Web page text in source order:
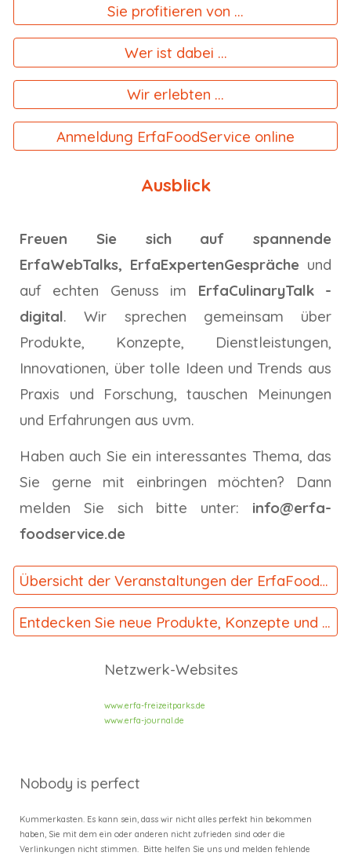
Sie profitieren von ...
Wer ist dabei ...
Wir erlebten ...
Anmeldung ErfaFoodService online
Ausblick
Freuen Sie sich auf spannende
ErfaWebTalks, ErfaExpertenGespräche und
auf echten Genuss im ErfaCulinaryTalk -
digital. Wir sprechen gemeinsam über
Produkte, Konzepte, Dienstleistungen,
Innovationen, über tolle Ideen und Trends aus
Praxis und Forschung, tauschen Meinungen
und Erfahrungen aus uvm.
Haben auch Sie ein interessantes Thema, das
Sie gerne mit einbringen möchten? Dann
melden Sie sich bitte unter: info@erfa-
foodservice.de
Übersicht der Veranstaltungen der ErfaFoodService
Entdecken Sie neue Produkte, Konzepte und Dienstleistungen - ErfaProfiTest-Aktion
Netzwerk-Websites
www.erfa-freizeitparks.de
www.erfa-journal.de
Nobody is perfect
Kummerkasten. Es kann sein, dass wir nicht alles perfekt hin bekommen
haben, Sie mit dem ein oder anderen nicht zufrieden sind oder die
Verlinkungen nicht stimmen. Bitte helfen Sie uns und melden fehlende